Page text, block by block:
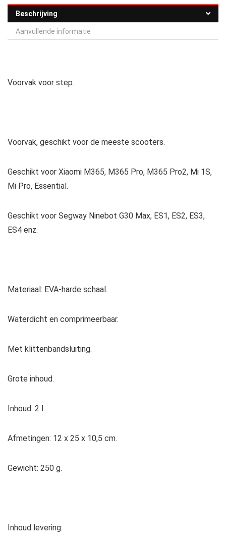
Beschrijving
Aanvullende informatie
Voorvak voor step.
Voorvak, geschikt voor de meeste scooters.
Geschikt voor Xiaomi M365, M365 Pro, M365 Pro2, Mi 1S,
Mi Pro, Essential.
Geschikt voor Segway Ninebot G30 Max, ES1, ES2, ES3,
ES4 enz.
Materiaal: EVA-harde schaal.
Waterdicht en comprimeerbaar.
Met klittenbandsluiting.
Grote inhoud.
Inhoud: 2 l.
Afmetingen: 12 x 25 x 10,5 cm.
Gewicht: 250 g.
Inhoud levering: